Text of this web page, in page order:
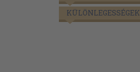
KÜLÖNLEGESSÉGEK